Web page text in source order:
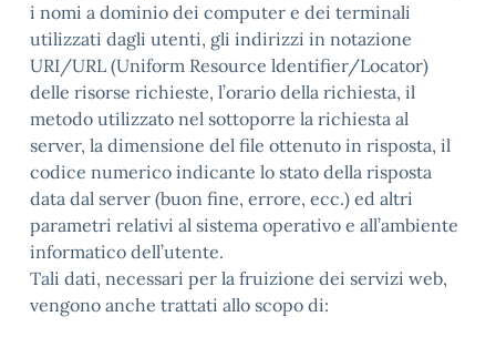
i nomi a dominio dei computer e dei terminali
utilizzati dagli utenti, gli indirizzi in notazione
URI/URL (Uniform Resource ldentifier/Locator)
delle risorse richieste, l’orario della richiesta, il
metodo utilizzato nel sottoporre la richiesta al
server, la dimensione del file ottenuto in risposta, il
codice numerico indicante lo stato della risposta
data dal server (buon fine, errore, ecc.) ed altri
parametri relativi al sistema operativo e all’ambiente
informatico dell’utente.
Tali dati, necessari per la fruizione dei servizi web,
vengono anche trattati allo scopo di: